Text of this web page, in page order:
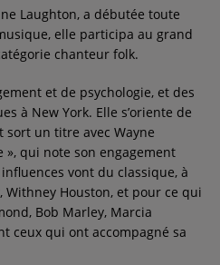
Laughton, a débutée toute
elle participa au grand
chanteur folk.
et de psychologie, et des
à New York. Elle s’oriente de
sort un titre avec Wayne
», qui note son engagement
vont du classique, à
Withney Houston, et pour ce qui
Bob Marley, Marcia
ceux qui ont accompagné sa